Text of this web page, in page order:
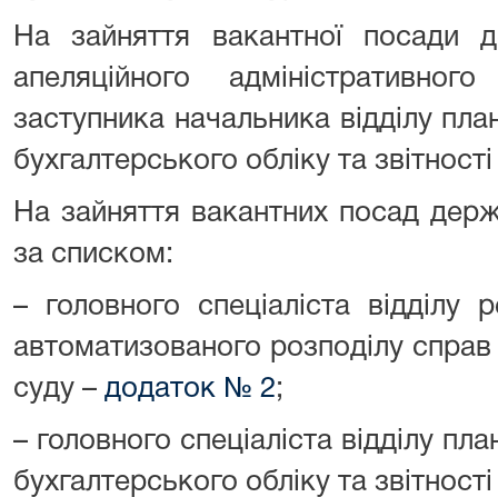
На зайняття вакантної посади
апеляційного
заступника начальника відділу
бухгалтерського обліку та звітності
На зайняття вакантних посад
за списком:
– головного спеціаліста відділу
автоматизованого розподілу
суду – додаток № 2;
– головного спеціаліста відділу
бухгалтерського обліку та